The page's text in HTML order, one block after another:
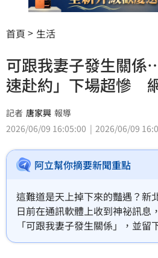
首頁 生活
可跟我妻子發生關係
速赴約」下場超慘
記者 唐家興 報導
2026/06/09 16:05:00
2026/06/09
阿立幫你摘要新聞重點
這難道是天上掉下來的豔遇？新
日前在通訊軟體上收到神祕訊息
「可跟我妻子發生關係」，並
尹男一看驚覺有這等好事，當場